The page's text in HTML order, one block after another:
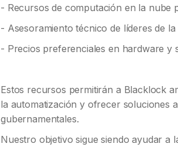
- Recursos de computación en la nube
- Asesoramiento técnico de líderes de
- Precios preferenciales en hardware y
Estos recursos permitirán a Blacklock
la automatización y ofrecer soluciones
gubernamentales.
Nuestro objetivo sigue siendo ayudar a